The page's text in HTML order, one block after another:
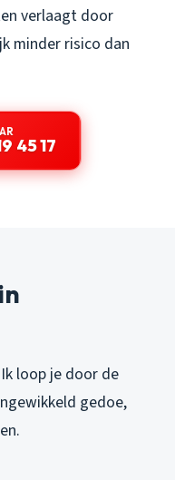
verlaagt door
minder risico dan
45 17
loop je door de
gedoe,